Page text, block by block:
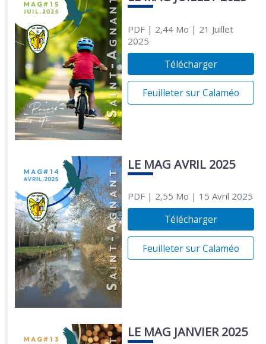
PDF| 2,44 Mo | 21 Juillet
2025
Télécharger
Feuilleter sur Calaméo
LE MAG AVRIL 2025
PDF| 2,55 Mo | 15 Avril 2025
Télécharger
Feuilleter sur Calaméo
LE MAG JANVIER 2025